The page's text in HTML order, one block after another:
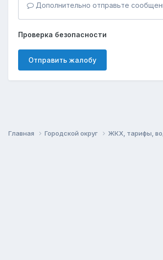
Дополнительно отправьте
Проверка безопасности
Отправить жалобу
Главная Городской округ ЖКХ, тарифы,